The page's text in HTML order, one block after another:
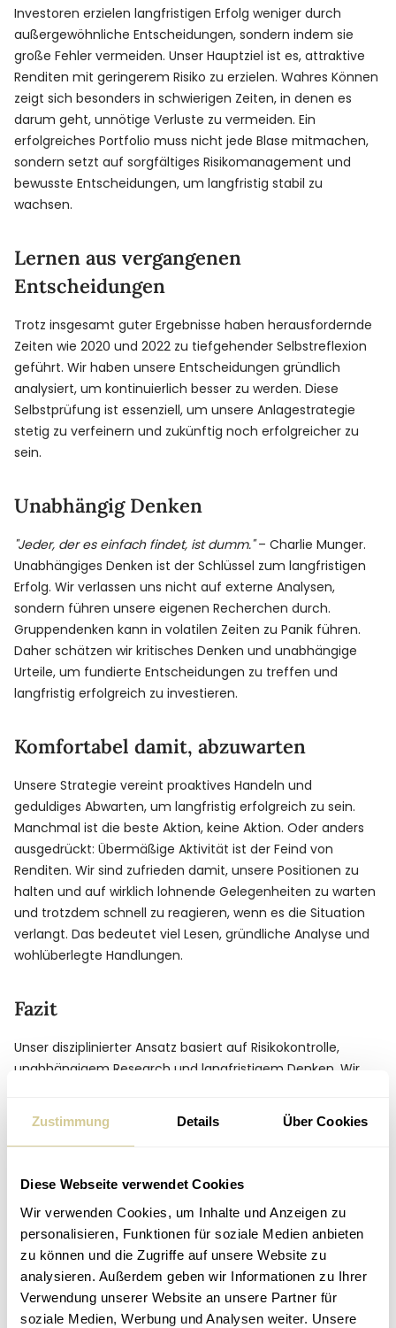
Zustimmung Details Über Cookies
Diese Webseite verwendet Cookies
Wir verwenden Cookies, um Inhalte und Anzeigen zu
personalisieren, Funktionen für soziale Medien anbieten
zu können und die Zugriffe auf unsere Website zu
analysieren. Außerdem geben wir Informationen zu Ihrer
Verwendung unserer Website an unsere Partner für
soziale Medien, Werbung und Analysen weiter. Unsere
Investoren erzielen langfristigen Erfolg weniger durch
außergewöhnliche Entscheidungen, sondern indem sie
große Fehler vermeiden. Unser Hauptziel ist es, attraktive
Renditen mit geringerem Risiko zu erzielen. Wahres Können
zeigt sich besonders in schwierigen Zeiten, in denen es
darum geht, unnötige Verluste zu vermeiden. Ein
erfolgreiches Portfolio muss nicht jede Blase mitmachen,
sondern setzt auf sorgfältiges Risikomanagement und
bewusste Entscheidungen, um langfristig stabil zu
wachsen.
Lernen aus vergangenen
Entscheidungen
Trotz insgesamt guter Ergebnisse haben herausfordernde
Zeiten wie 2020 und 2022 zu tiefgehender Selbstreflexion
geführt. Wir haben unsere Entscheidungen gründlich
analysiert, um kontinuierlich besser zu werden. Diese
Selbstprüfung ist essenziell, um unsere Anlagestrategie
stetig zu verfeinern und zukünftig noch erfolgreicher zu
sein.
Unabhängig Denken
"Jeder, der es einfach findet, ist dumm."– Charlie Munger.
Unabhängiges Denken ist der Schlüssel zum langfristigen
Erfolg. Wir verlassen uns nicht auf externe Analysen,
sondern führen unsere eigenen Recherchen durch.
Gruppendenken kann in volatilen Zeiten zu Panik führen.
Daher schätzen wir kritisches Denken und unabhängige
Urteile, um fundierte Entscheidungen zu treffen und
langfristig erfolgreich zu investieren.
Komfortabel damit, abzuwarten
Unsere Strategie vereint proaktives Handeln und
geduldiges Abwarten, um langfristig erfolgreich zu sein.
Manchmal ist die beste Aktion, keine Aktion. Oder anders
ausgedrückt: Übermäßige Aktivität ist der Feind von
Renditen. Wir sind zufrieden damit, unsere Positionen zu
halten und auf wirklich lohnende Gelegenheiten zu warten
und trotzdem schnell zu reagieren, wenn es die Situation
verlangt. Das bedeutet viel Lesen, gründliche Analyse und
wohlüberlegte Handlungen.
Fazit
Unser disziplinierter Ansatz basiert auf Risikokontrolle,
unabhängigem Research und langfristigem Denken. Wir
unserem Ziel verpflichtet, immer mehr Menschen zu
helfen, ihre finanziellen Ziele durch sorgfältiges und
Disclaimer: Bei diesem Beitrag handelt es sich um eine
Marketingmitteilung. Die hier genannten Informationen sind
daher nicht als Anlageempfehlung und/oder
Anlageberatung zu verstehen und können eine
Anlageberatung nicht ersetzen. Die hier enthaltenen Daten,
Analysen und Schlussfolgerungen sind genereller Natur und
ausschließlich als unverbindliche Informationen zu